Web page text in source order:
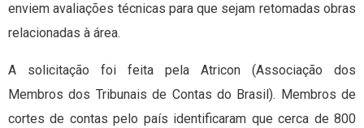
enviem avaliações técnicas para que sejam retomadas obras
relacionadas à área.
A solicitação foi feita pela Atricon (Associação dos
Membros dos Tribunais de Contas do Brasil). Membros de
cortes de contas pelo país identificaram que cerca de 800